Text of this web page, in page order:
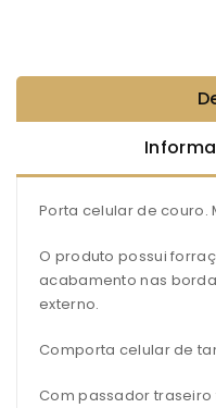
Porta celular de couro.
O produto possui
acabamento nas
externo.
Comporta celular de
Com passador traseiro